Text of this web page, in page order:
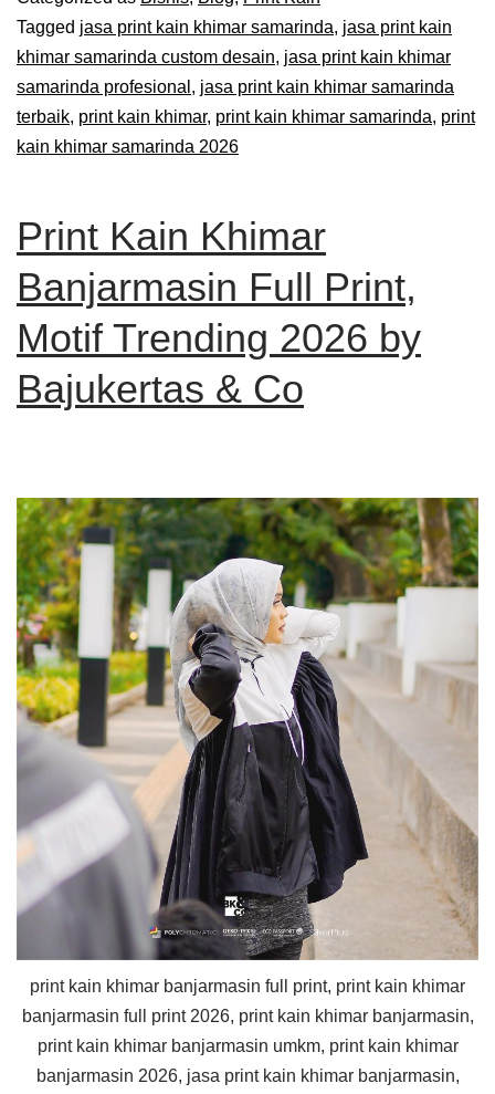
Tagged jasa print kain khimar samarinda, jasa print kain
khimar samarinda custom desain, jasa print kain khimar
samarinda profesional , jasa print kain khimar samarinda
terbaik, print kain khimar, print kain khimar samarinda, print
kain khimar samarinda 2026
Print Kain Khimar
Banjarmasin Full Print,
Motif Trending 2026 by
Bajukertas & Co
print kain khimar banjarmasin full print, print kain khimar
banjarmasin full print 2026, print kain khimar banjarmasin,
print kain khimar banjarmasin umkm, print kain khimar
banjarmasin 2026, jasa print kain khimar banjarmasin,